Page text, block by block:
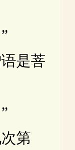
是菩
第